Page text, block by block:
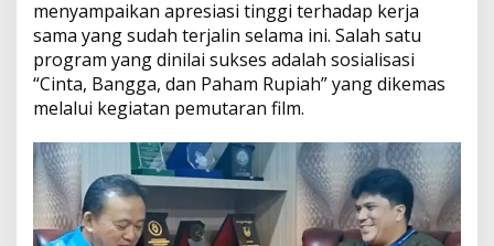
menyampaikan apresiasi tinggi terhadap kerja
sama yang sudah terjalin selama ini. Salah satu
program yang dinilai sukses adalah sosialisasi
“Cinta, Bangga, dan Paham Rupiah” yang dikemas
melalui kegiatan pemutaran film.